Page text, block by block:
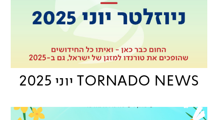
TORNADO NEWS יוני 2025